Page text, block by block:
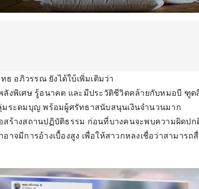
ธ อภิวรรณ ยังได้ใบ้เพิ่มเติมว่า
ลังพิเศษ รู้อนาคต และมีประวัติชีวิตคล้ายกับหมอบี ฑู
มระดมบุญ พร้อมผู้ศรัทธาสนับสนุนเงินจำนวนมาก
สร้างสถานปฏิบัติธรรม ก่อนที่บางคนจะพบความผิดปก
อาจมีการอ้างเบื้องสูง เพื่อให้สาวกหลงเชื่อว่าสามาร